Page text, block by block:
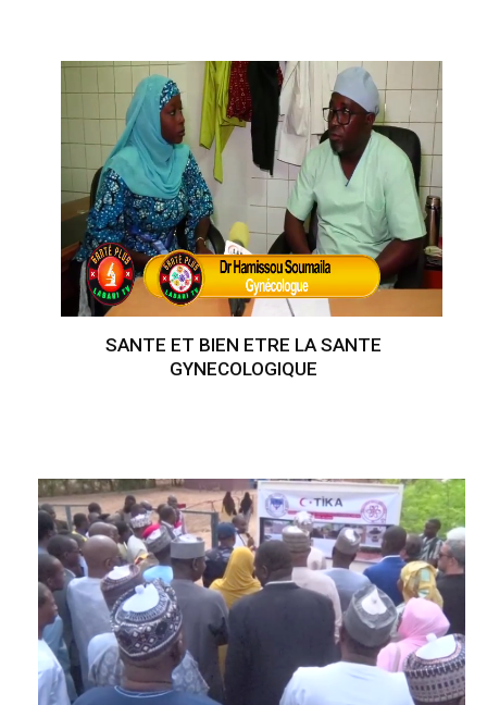
SANTE ET BIEN ETRE LA SANTE
GYNECOLOGIQUE